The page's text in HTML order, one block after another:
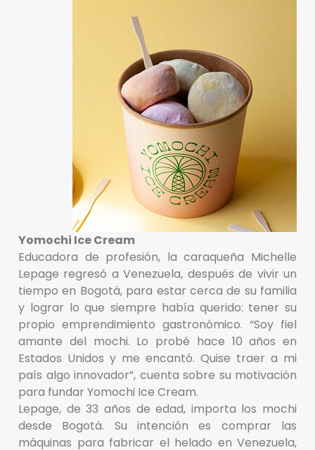
Yomochi Ice Cream
Educadora de profesión, la caraqueña Michelle
Lepage regresó a Venezuela, después de vivir un
tiempo en Bogotá, para estar cerca de su familia
y lograr lo que siempre había querido: tener su
propio emprendimiento gastronómico. “Soy fiel
amante del mochi. Lo probé hace 10 años en
Estados Unidos y me encantó. Quise traer a mi
país algo innovador”, cuenta sobre su motivación
para fundar Yomochi Ice Cream.
Lepage, de 33 años de edad, importa los mochi
desde Bogotá. Su intención es comprar las
máquinas para fabricar el helado en Venezuela,